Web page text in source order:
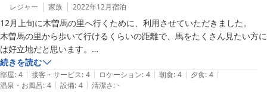
レジャー 家族 2022年12月宿泊
12月上旬に木曽馬の里へ行くために、利用させていただきました。
木曽馬の里から歩いて行けるくらいの距離で、馬をたくさん見たい方に
は好立地だと思います。
建物は古民家で歴史がありますが、トイレ、洗面所、お風呂はリフォー
ムされていいるので快適でした。
続きを読む
部屋: 4 | 接客・サービス: 4 | ロケーション: 4 | 朝食: 4 | 夕食: 4 |
温泉・お風呂: 4 | 設備: 4 | 清潔さ: -